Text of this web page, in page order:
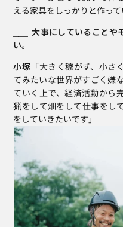
える家具をしっかりと作って
⎯⎯⎯  大事にしていること
い。
小塚 「大きく稼がず、小
てみたいな世界がすごく嫌
ていく上で、経済活動から
猟をして畑をして仕事をし
をしていきたいです」